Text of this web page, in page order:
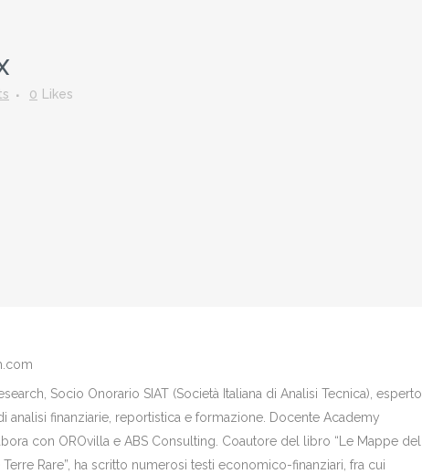
0 Likes
Socio Onorario SIAT (Società Italiana di Analisi Tecnica), esperto
analisi finanziarie, reportistica e formazione. Docente Academy
con OROvilla e ABS Consulting. Coautore del libro “Le Mappe del
Rare”, ha scritto numerosi testi economico-finanziari, fra cui